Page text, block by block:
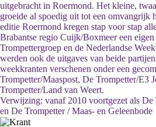
uitgebracht in Roermond. Het kleine,
groeide al spoedig uit tot een omvangrijk
editie Roermond kregen stap voor stap
Brabantse regio Cuijk/Boxmeer een
Trompettergroep en de Nederlandse
werden ook de uitgaves van beide
weekkranten verschenen onder een
Trompetter/Maaspost, De Trompetter/E3
Trompetter/Land van Weert.
Verwijzing: vanaf 2010 voortgezet als
en De Trompetter / Maas- en Geleenbode